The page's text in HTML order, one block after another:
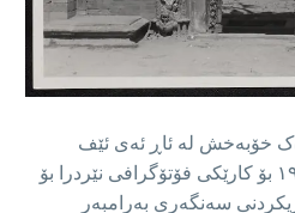
وەک خۆبەخش لە ئاڕ ئەی ئێف
دەست بە کار دەکات، لە ١٩٤١ بۆ کارێکی فۆتۆگرافی نێردرا بۆ
سەنگەری بەرامبەر